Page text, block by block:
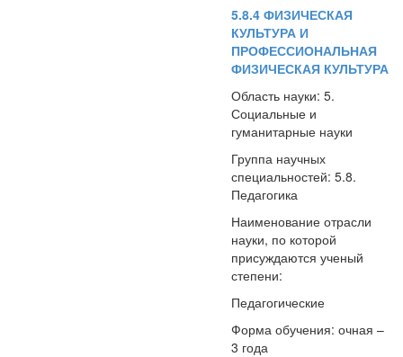
5.8.4 ФИЗИЧЕСКАЯ
КУЛЬТУРА И
ПРОФЕССИОНАЛЬНАЯ
ФИЗИЧЕСКАЯ КУЛЬТУРА
Область науки: 5.
Социальные и
гуманитарные науки
Группа научных
специальностей: 5.8.
Педагогика
Наименование отрасли
науки, по которой
присуждаются ученый
степени:
Педагогические
Форма обучения: очная –
3 года